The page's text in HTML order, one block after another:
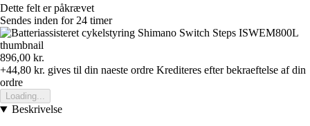
Dette felt er påkrævet
Sendes inden for 24 timer
896,00 kr.
+44,80 kr. gives til din naeste ordre Krediteres efter bekraeftelse af din
ordre
Loading...
Beskrivelse